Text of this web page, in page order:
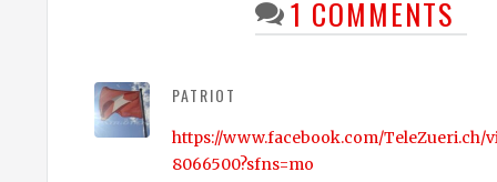
1 COMMENTS
PATRIOT
https://www.facebook.com/TeleZueri.ch/
8066500?sfns=mo